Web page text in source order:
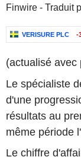
Finwire - Traduit
VERISURE PLC -
(actualisé avec
Le spécialiste
d'une
résultats au
même période
Le chiffre